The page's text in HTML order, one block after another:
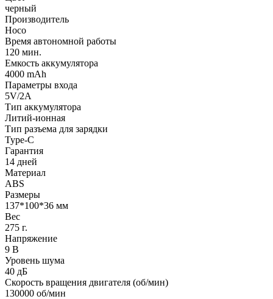
черный
Производитель
Hoco
Время автономной работы
120 мин.
Емкость аккумулятора
4000 mAh
Параметры входа
5V/2А
Тип аккумулятора
Литий-ионная
Тип разъема для зарядки
Type-C
Гарантия
14 дней
Материал
ABS
Размеры
137*100*36 мм
Вес
275 г.
Напряжение
9 В
Уровень шума
40 дБ
Скорость вращения двигателя (об/мин)
130000 об/мин